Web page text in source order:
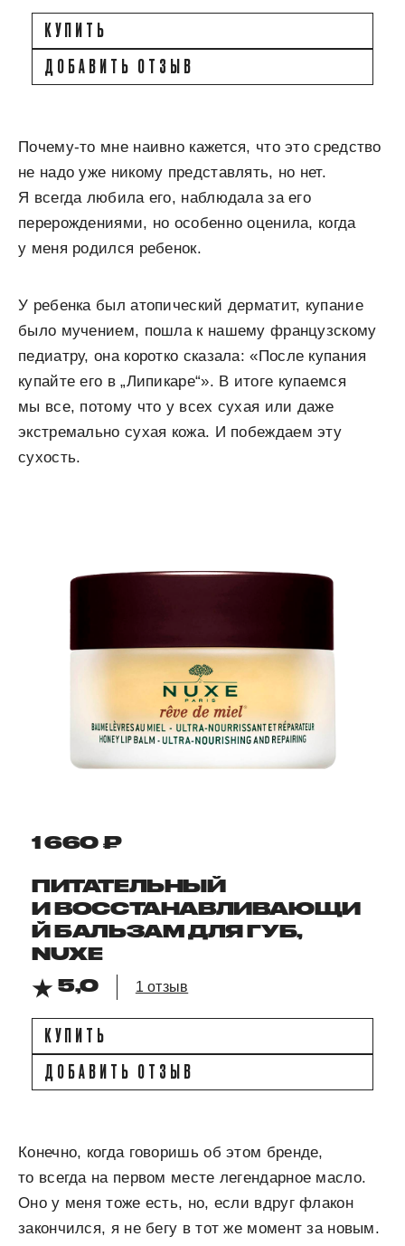
КУПИТЬ
ДОБАВИТЬ ОТЗЫВ
Почему-то мне наивно кажется, что это средство
не надо уже никому представлять, но нет.
Я всегда любила его, наблюдала за его
перерождениями, но особенно оценила, когда
у меня родился ребенок.
У ребенка был атопический дерматит, купание
было мучением, пошла к нашему французскому
педиатру, она коротко сказала: «После купания
купайте его в „Липикаре“». В итоге купаемся
мы все, потому что у всех сухая или даже
экстремально сухая кожа. И побеждаем эту
сухость.
1 660 ₽
ПИТАТЕЛЬНЫЙ
И ВОССТАНАВЛИВАЮЩИ
Й БАЛЬЗАМ ДЛЯ ГУБ,
NUXE
5,0
1 отзыв
КУПИТЬ
ДОБАВИТЬ ОТЗЫВ
Конечно, когда говоришь об этом бренде,
то всегда на первом месте легендарное масло.
Оно у меня тоже есть, но, если вдруг флакон
закончился, я не бегу в тот же момент за новым.